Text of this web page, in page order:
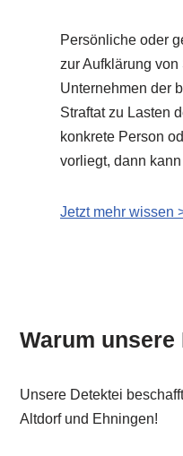
Persönliche oder
zur Aufklärung
Unternehmen der
Straftat zu Lasten
konkrete Person
vorliegt, dann
Jetzt mehr wissen
Warum unsere
Unsere Detektei
Altdorf und Ehningen!